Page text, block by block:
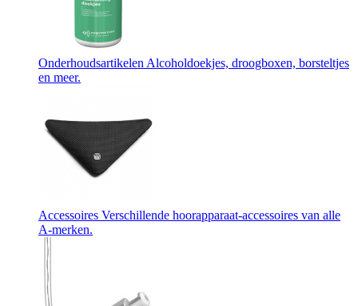
Onderhoudsartikelen Alcoholdoekjes, droogboxen, borsteltjes
en meer.
Accessoires Verschillende hoorapparaat-accessoires van alle
A-merken.